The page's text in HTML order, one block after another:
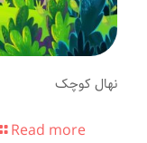
نهال کوچک
Read more